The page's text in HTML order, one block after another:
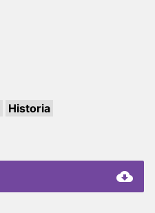
Historia
cloud_download